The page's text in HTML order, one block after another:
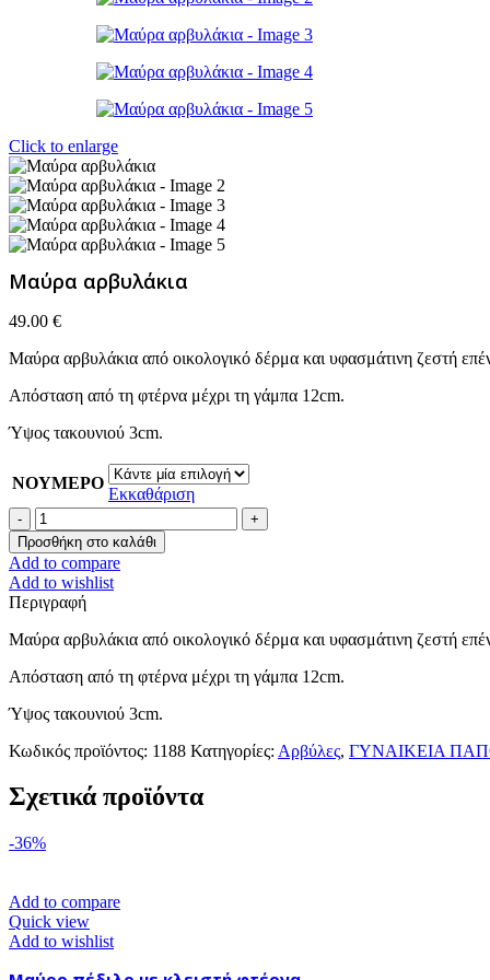
Click to enlarge
Μαύρα αρβυλάκια
49.00 €
Μαύρα αρβυλάκια από οικολογικό δέρμα και υφασμάτινη ζεστή
Απόσταση από τη φτέρνα μέχρι τη γάμπα 12cm.
Ύψος τακουνιού 3cm.
ΝΟΥΜΕΡΟ
Εκκαθάριση
Μαύρα
αρβυλάκια
ποσότητα
Προσθήκη στο καλάθι
Add to compare
Add to wishlist
Περιγραφή
Μαύρα αρβυλάκια από οικολογικό δέρμα και υφασμάτινη ζεστή
Απόσταση από τη φτέρνα μέχρι τη γάμπα 12cm.
Ύψος τακουνιού 3cm.
Κωδικός προϊόντος: 1188 Κατηγορίες: Αρβύλες, ΓΥΝΑΙΚΕΙΑ
Σχετικά προϊόντα
-36%
Add to compare
Quick view
Add to wishlist